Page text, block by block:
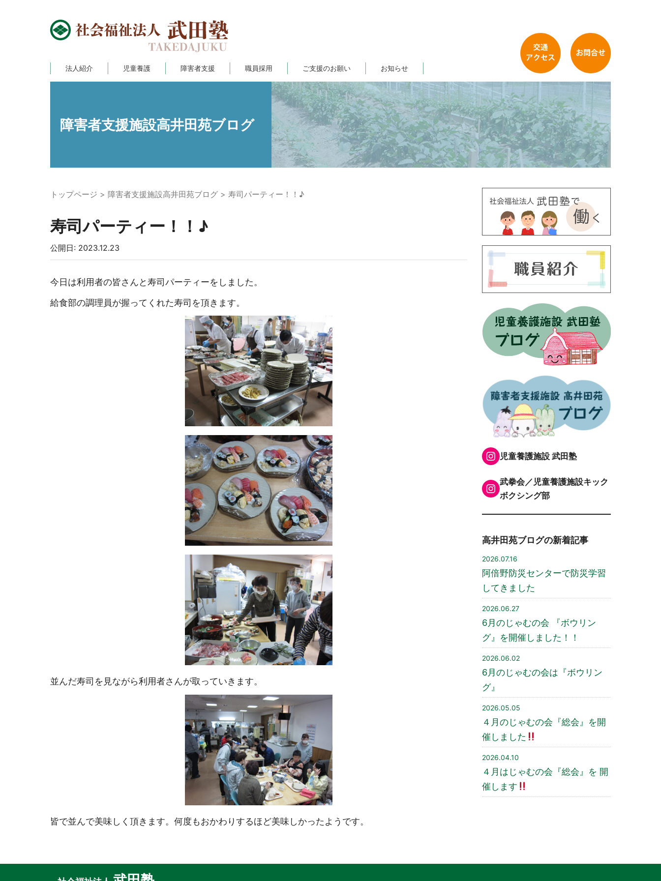
法人紹介 児童養護 障害者支援 職員採用 ご支援のお願い お知らせ
障害者支援施設高井田苑ブログ
トップページ 障害者支援施設高井田苑ブログ 寿司パーティー！！♪
寿司パーティー！！♪
公開日: 2023.12.23
今日は利用者の皆さんと寿司パーティーをしました。
給食部の調理員が握ってくれた寿司を頂きます。
並んだ寿司を見ながら利用者さんが取っていきます。
皆で並んで美味しく頂きます。何度もおかわりするほど美味しかったようです。
Instagram
児童養護施設 武田塾
Instagram
武拳会／児童養護施設キック
ボクシング部
高井田苑ブログの新着記事
2026.07.16
阿倍野防災センターで防災学習
してきました
2026.06.27
6月のじゃむの会 『ボウリン
グ』を開催しました！！
2026.06.02
6月のじゃむの会は『ボウリン
グ』
2026.05.05
４月のじゃむの会『総会』を開
催しました
2026.04.10
４月はじゃむの会『総会』を 開
催します